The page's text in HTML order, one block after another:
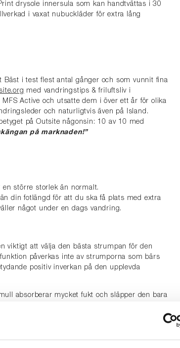
drysole innersula som kan handtvättas i 30
i vaxat nubuckläder för extra lång
Bäst i test flest antal gånger och som vunnit fina
med vandringstips & friluftsliv i
Active och utsatte dem i över ett år för olika
och naturligtvis även på Island.
på Outsite någonsin: 10 av 10 med
på marknaden!”
större storlek än normalt.
din fotlängd för att du ska få plats med extra
något under en dags vandring.
viktigt att välja den bästa strumpan för den
påverkas inte av strumporna som bärs
positiv inverkan på den upplevda
absorberar mycket fukt och släpper den bara